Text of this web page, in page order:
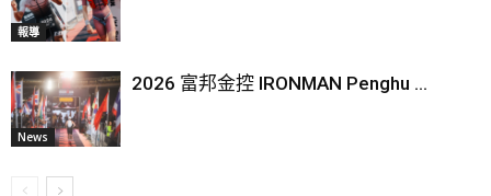
報導
News
2026 富邦金控 IRONMAN Penghu ...